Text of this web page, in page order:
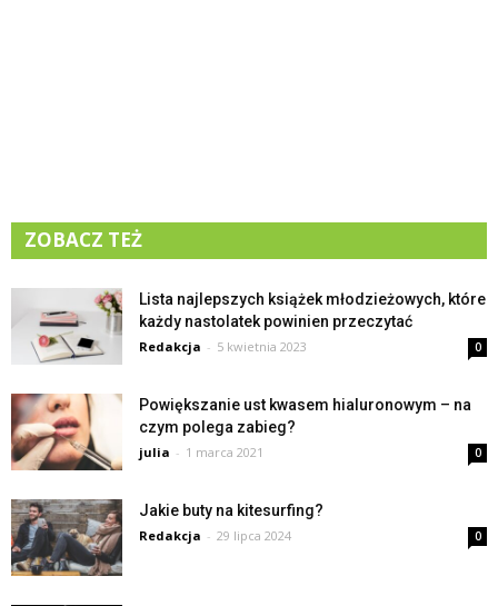
ZOBACZ TEŻ
Lista najlepszych książek młodzieżowych, które
każdy nastolatek powinien przeczytać
Redakcja - 5 kwietnia 2023 0
Powiększanie ust kwasem hialuronowym – na
czym polega zabieg?
julia - 1 marca 2021 0
Jakie buty na kitesurfing?
Redakcja - 29 lipca 2024 0